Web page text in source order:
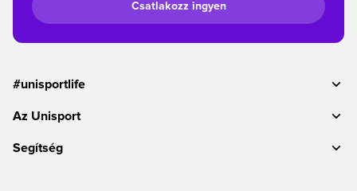
Csatlakozz ingyen
#unisportlife
Az Unisport
Segítség